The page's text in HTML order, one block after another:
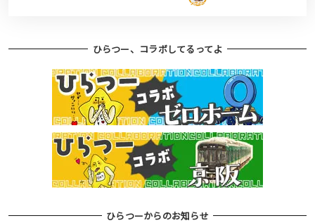
ひらつー、コラボしてるってよ
ひらつーからのお知らせ